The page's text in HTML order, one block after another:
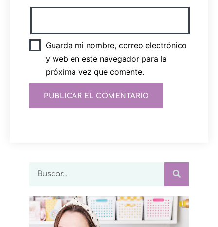
Guarda mi nombre, correo electrónico
y web en este navegador para la
próxima vez que comente.